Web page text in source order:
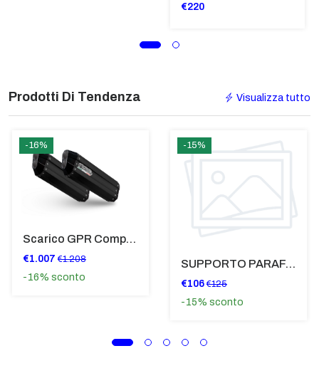
€220
Prodotti Di Tendenza Visualizza tutto
-16%
Scarico GPR Compatibile Con Bmw K 1600 Gt 2017-2021 - Hyper Sonic Black Titanium
€1.007 €1.208
-16% sconto
-15%
SUPPORTO PARAFANGO POSTERIORE BMW F900XR
€106 €125
-15% sconto